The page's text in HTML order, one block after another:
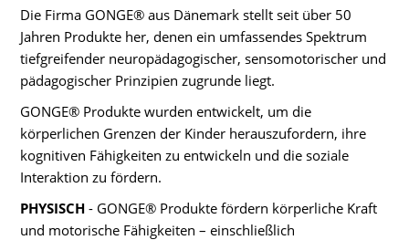
Die Firma GONGE® aus Dänemark stellt seit über 50
Jahren Produkte her, denen ein umfassendes Spektrum
tiefgreifender neuropädagogischer, sensomotorischer und
pädagogischer Prinzipien zugrunde liegt.
GONGE® Produkte wurden entwickelt, um die
körperlichen Grenzen der Kinder herauszufordern, ihre
kognitiven Fähigkeiten zu entwickeln und die soziale
Interaktion zu fördern.
PHYSISCH- GONGE® Produkte fördern körperliche Kraft
und motorische Fähigkeiten – einschließlich